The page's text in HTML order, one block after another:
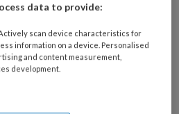
slag
van der Wijngaart
data to provide:
scan device characteristics for
information on a device. Personalised
and content measurement,
development.